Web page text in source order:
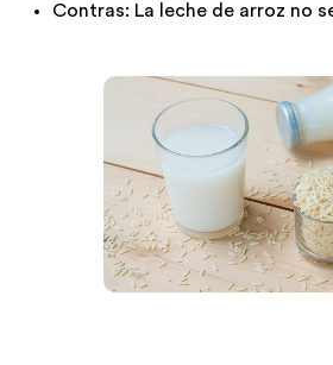
Contras: La leche de arroz no